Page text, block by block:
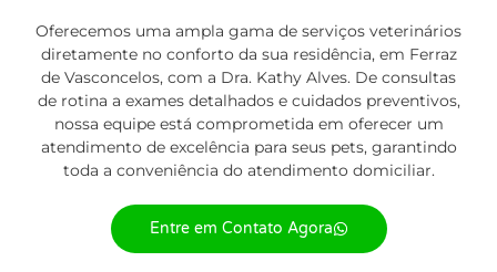
Oferecemos uma ampla gama de serviços veterinários
diretamente no conforto da sua residência, em Ferraz
de Vasconcelos, com a Dra. Kathy Alves. De consultas
de rotina a exames detalhados e cuidados preventivos,
nossa equipe está comprometida em oferecer um
atendimento de excelência para seus pets, garantindo
toda a conveniência do atendimento domiciliar.
Entre em Contato Agora